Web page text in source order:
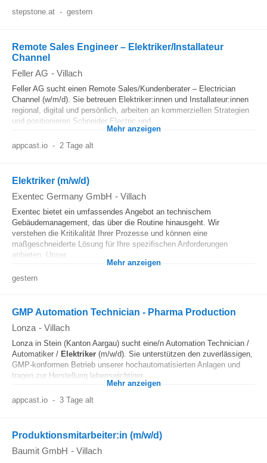
stepstone.at - gestern
Remote Sales Engineer – Elektriker/Installateur
Channel
Feller AG - Villach
Feller AG sucht einen Remote Sales/Kundenberater – Electrician
Channel (w/m/d). Sie betreuen Elektriker:innen und Installateur:innen
regional, digital und persönlich, arbeiten an kommerziellen Strategien
und positionieren Schneider Electric und...
Mehr anzeigen
appcast.io - 2 Tage alt
Elektriker (m/w/d)
Exentec Germany GmbH - Villach
Exentec bietet ein umfassendes Angebot an technischem
Gebäudemanagement, das über die Routine hinausgeht. Wir
verstehen die Kritikalität Ihrer Prozesse und können eine
maßgeschneiderte Lösung für Ihre spezifischen Anforderungen
anbieten. Unser...
Mehr anzeigen
gestern
GMP Automation Technician - Pharma Production
Lonza - Villach
Lonza in Stein (Kanton Aargau) sucht eine/n Automation Technician /
Automatiker / Elektriker (m/w/d). Sie unterstützen den zuverlässigen,
GMP-konformen Betrieb unserer hochautomatisierten Anlagen und
tragen zur Herstellung lebenswichtiger...
Mehr anzeigen
appcast.io - 3 Tage alt
Produktionsmitarbeiter:in (m/w/d)
Baumit GmbH - Villach